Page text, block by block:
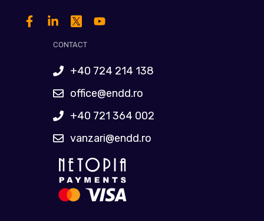
CONTACT
+40 724 214 138
office@endd.ro
+40 721 364 002
vanzari@endd.ro